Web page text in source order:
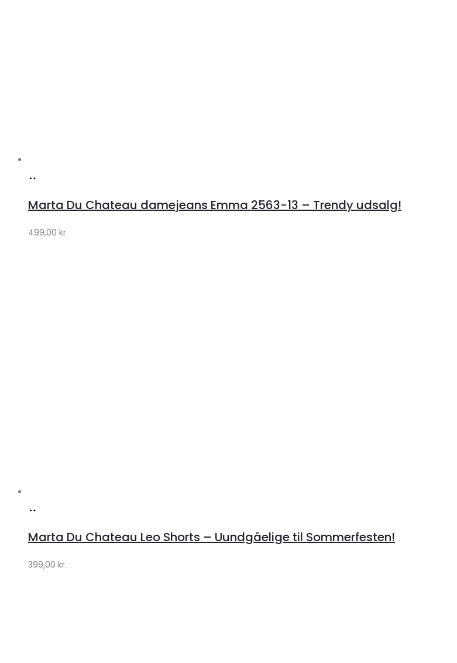
Klædeskabet.dk
Marta Du Chateau damejeans Emma 2563-13 – Trendy udsalg!
499,00 kr.
Klædeskabet.dk
Marta Du Chateau Leo Shorts – Uundgåelige til Sommerfesten!
399,00 kr.